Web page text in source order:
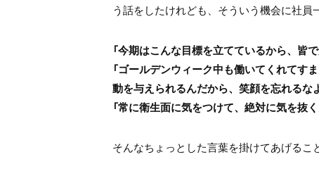
う話をしたけれども、そういう機会に社員
「今期はこんな目標を立てているから、皆
「ゴールデンウィーク中も働いてくれて
動を与えられるんだから、笑顔を忘れるな
「常に衛生面に気をつけて、絶対に気を抜
そんなちょっとした言葉を掛けてあげるこ